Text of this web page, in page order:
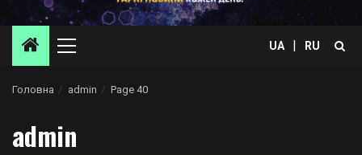
Primary
UA | RU
Головна admin Page 40
admin